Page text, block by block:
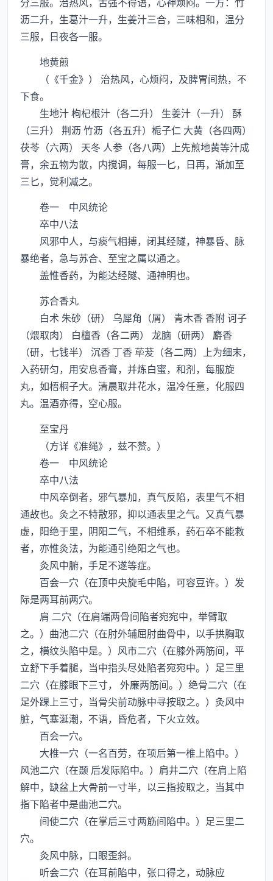
沥二升，生葛汁一升，生姜汁三合，三味相和，温分
三服，日夜各一服。
地黄煎
（《千金》） 治热风，心烦闷，及脾胃间热，不
下食。
生地汁 枸杞根汁（各二升） 生姜汁（一升） 酥
（三升） 荆沥 竹沥（各五升）栀子仁 大黄（各四两）
茯苓（六两） 天冬 人参（各八两）上先煎地黄等汁成
膏，余五物为散，内搅调，每服一匕，日再，渐加至
三匕，觉利减之。
卷一 中风统论
卒中八法
风邪中人，与痰气相搏，闭其经隧，神暴昏、脉
暴绝者，急与苏合、至宝之属以通之。
盖惟香药，为能达经隧、通神明也。
苏合香丸
白术 朱砂（研） 乌犀角（屑） 青木香 香附 诃子
（煨取肉） 白檀香（各二两） 龙脑（研两） 麝香
（研，七钱半） 沉香 丁香 荜茇（各二两）上为细末，
入药研匀，用安息香膏，并炼白蜜，和剂，每服旋
丸，如梧桐子大。清晨取井花水，温冷任意，化服四
丸。温酒亦得，空心服。
至宝丹
（方详《准绳》，兹不赘。）
卷一 中风统论
卒中八法
中风卒倒者，邪气暴加，真气反陷，表里气不相
通故也。灸之不特散邪，抑以通表里之气。又真气暴
虚，阳绝于里，阴阳二气，不相维系，药石卒不能救
者，亦惟灸法，为能通引绝阳之气也。
灸风中腑，手足不遂等症。
百会一穴（在顶中央旋毛中陷，可容豆许。）发
际是两耳前两穴。
肩 二穴（在肩端两骨间陷者宛宛中，举臂取
之。）曲池二穴（在肘外辅屈肘曲骨中，以手拱胸取
之，横纹头陷中是。）风市二穴（在膝外两筋间，平
立舒下手着腿，当中指头尽处陷者宛宛中。）足三里
二穴（在膝眼下三寸， 外廉两筋间。）绝骨二穴（在
足外踝上三寸，当骨尖前动脉中寻按取之。）灸风中
脏，气塞涎潮，不语，昏危者，下火立效。
百会一穴。
大椎一穴（一名百劳，在项后第一椎上陷中。）
风池二穴（在颞 后发际陷中。）肩井二穴（在肩上陷
解中，缺盆上大骨前一寸半，以三指按取之，当其中
指下陷者中是曲池二穴。
间使二穴（在掌后三寸两筋间陷中。）足三里二
穴。
灸风中脉，口眼歪斜。
听会二穴（在耳前陷中，张口得之，动脉应